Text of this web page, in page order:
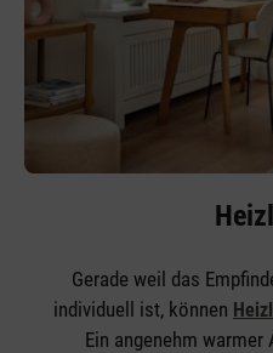
Gerade weil das
individuell ist, können
Ein angenehm